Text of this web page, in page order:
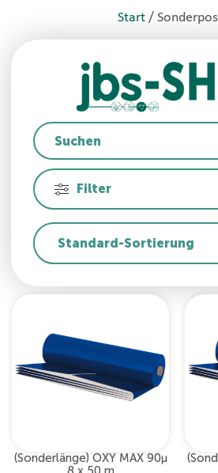
Start/
Filter
(Sonderlänge) OXY MAX 90µ